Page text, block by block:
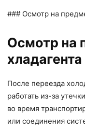
### Осмотр на
Осмотр на
хладагента
После переезда
работать из-за
во время
или соединения